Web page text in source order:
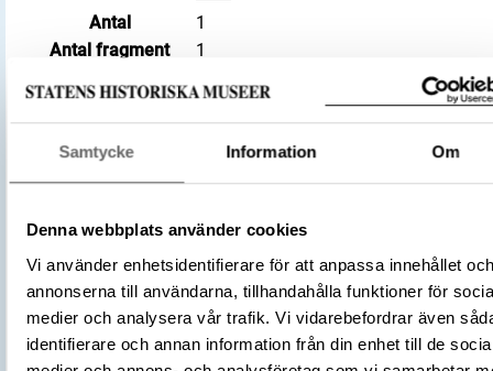
Samtycke Information Om
Denna webbplats använder cookies
Vi använder enhetsidentifierare för att anpassa innehållet och
annonserna till användarna, tillhandahålla funktioner för
medier och analysera vår trafik. Vi vidarebefordrar även
identifierare och annan information från din enhet till de
Antal
1
Antal fragment
1
Andra nummer
Fyndnummer: 241
Litteratur
Parish, Björkö, L2017:1568, RAÄ
2021, 102-104 (Kalmring, Sven,
Lena, Wendt, Antje)
Historisk plats
Birka, Adelsö socken
Förvärvsnummer 35855